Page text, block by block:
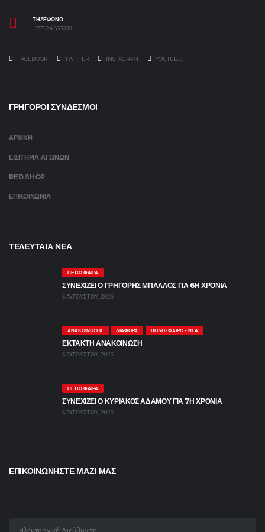
ΤΗΛΕΦΩΝΟ
+357 24 663090
FACEBOOK TWITTER INSTAGRAM YOUTUBE
ΓΡΗΓΟΡΟΙ ΣΥΝΔΕΣΜΟΙ
ΑΡΧΙΚΗ
ΕΙΣΙΤΗΡΙΑ ΑΓΩΝΩΝ
RED SHOP
ΕΠΙΚΟΙΝΩΝΙΑ
ΤΕΛΕΥΤΑΙΑ ΝΕΑ
ΠΕΤΌΣΦΑΙΡΑ
ΣΥΝΕΧΙΖΕΙ Ο ΓΡΗΓΟΡΗΣ ΜΠΑΛΛΟΣ ΓΙΑ 6Η ΧΡΟΝΙΑ
5 ΑΥΓΟΎΣΤΟΥ, 2026
ΑΝΑΚΟΙΝΏΣΕΙΣ ΔΙΆΦΟΡΑ ΠΟΔΌΣΦΑΙΡΟ - ΝΈΑ
ΕΚΤΑΚΤΗ ΑΝΑΚΟΙΝΩΣΗ
5 ΑΥΓΟΎΣΤΟΥ, 2026
ΠΕΤΌΣΦΑΙΡΑ
ΣΥΝΕΧΙΖΕΙ Ο ΚΥΡΙΑΚΟΣ ΑΔΑΜΟΥ ΓΙΑ 7Η ΧΡΟΝΙΑ
5 ΑΥΓΟΎΣΤΟΥ, 2026
ΕΠΙΚΟΙΝΩΝΗΣΤΕ ΜΑΖΙ ΜΑΣ